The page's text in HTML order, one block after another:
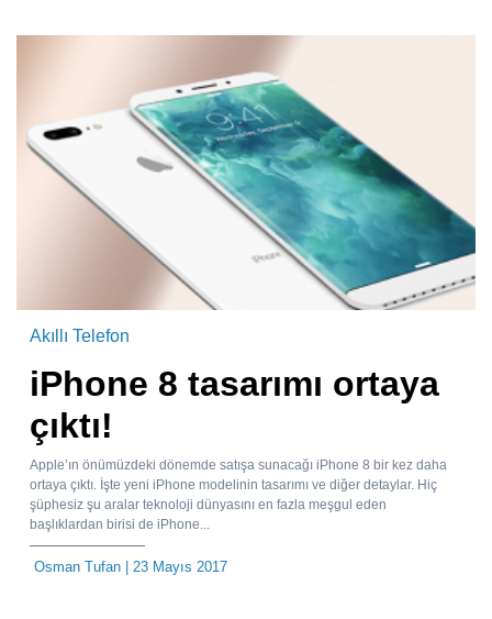
Akıllı Telefon
iPhone 8 tasarımı ortaya
çıktı!
Apple’ın önümüzdeki dönemde satışa sunacağı iPhone 8 bir kez daha
ortaya çıktı. İşte yeni iPhone modelinin tasarımı ve diğer detaylar. Hiç
şüphesiz şu aralar teknoloji dünyasını en fazla meşgul eden
başlıklardan birisi de iPhone...
Osman Tufan | 23 Mayıs 2017